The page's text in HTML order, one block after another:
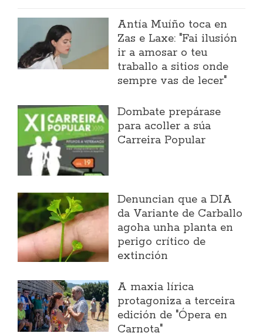
Antía Muíño toca en
Zas e Laxe: "Fai ilusión
ir a amosar o teu
traballo a sitios onde
sempre vas de lecer"
Dombate prepárase
para acoller a súa
Carreira Popular
Denuncian que a DIA
da Variante de Carballo
agoha unha planta en
perigo crítico de
extinción
A maxia lírica
protagoniza a terceira
edición de "Ópera en
Carnota"